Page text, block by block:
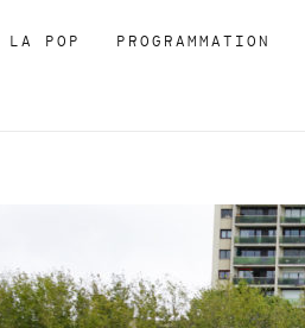
LA POP PROGRAMMATION